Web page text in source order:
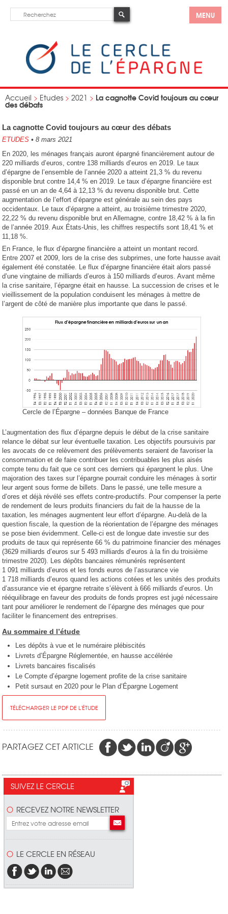
MENU
Accueil > Etudes > 2021 > La cagnotte Covid toujours au cœur
des débats
La cagnotte Covid toujours au cœur des débats
ETUDES • 8 mars 2021
En 2020, les ménages français auront épargné financièrement autour de
220 milliards d’euros, contre 138 milliards d’euros en 2019. Le taux
d’épargne de l’ensemble de l’année 2020 a atteint 21,3 % du revenu
disponible brut contre 14,4 % en 2019. Le taux d’épargne financière est
passé en un an de 4,64 à 12,13 % du revenu disponible brut. Cette
augmentation de l’effort d’épargne est générale au sein des pays
occidentaux. Le taux d’épargne a atteint, au troisième trimestre 2020,
22,22 % du revenu disponible brut en Allemagne, contre 18,42 % à la fin
de l’année 2019. Aux États-Unis, les chiffres respectifs sont 18,41 % et
11,18 %.
En France, le flux d’épargne financière a atteint un montant record.
Entre 2007 et 2009, lors de la crise des subprimes, une forte hausse avait
également été constatée. Le flux d’épargne financière était alors passé
d’une vingtaine de milliards d’euros à 150 milliards d’euros. Avant même
la crise sanitaire, l’épargne était en hausse. La succession de crises et le
vieillissement de la population conduisent les ménages à mettre de
l’argent de côté de manière plus importante que dans le passé.
Cercle de l’Épargne – données Banque de France
L’augmentation des flux d’épargne depuis le début de la crise sanitaire
relance le débat sur leur éventuelle taxation. Les objectifs poursuivis par
les avocats de ce relèvement des prélèvements seraient de favoriser la
consommation et de faire contribuer les contribuables les plus aisés
compte tenu du fait que ce sont ces derniers qui épargnent le plus. Une
majoration des taxes sur l’épargne pourrait conduire les ménages à sortir
leur argent sous forme de billets. Dans le passé, une telle mesure a
d’ores et déjà révélé ses effets contre-productifs. Pour compenser la perte
de rendement de leurs produits financiers du fait de la hausse de la
taxation, les ménages augmentent leur effort d’épargne. Au-delà de la
question fiscale, la question de la réorientation de l’épargne des ménages
se pose bien évidemment. Celle-ci est de longue date investie sur des
produits de taux qui représente 66 % du patrimoine financier des ménages
(3629 milliards d’euros sur 5 493 milliards d’euros à la fin du troisième
trimestre 2020). Les dépôts bancaires rémunérés représentent
1 091 milliards d’euros et les fonds euros de l’assurance vie
1 718 milliards d’euros quand les actions cotées et les unités des produits
d’assurance vie et épargne retraite s’élèvent à 666 milliards d’euros. Un
rééquilibrage en faveur des produits de fonds propres est jugé nécessaire
tant pour améliorer le rendement de l’épargne des ménages que pour
faciliter le financement des entreprises.
Au sommaire d l’étude
Les dépôts à vue et le numéraire plébiscités
Livrets d’Épargne Réglementée, en hausse accélérée
Livrets bancaires fiscalisés
Le Compte d’épargne logement profite de la crise sanitaire
Petit sursaut en 2020 pour le Plan d’Épargne Logement
TÉLÉCHARGER LE PDF DE L'ÉTUDE
PARTAGEZ CET ARTICLE
SUIVEZ LE CERCLE
RECEVEZ NOTRE NEWSLETTER
LE CERCLE EN RÉSEAU